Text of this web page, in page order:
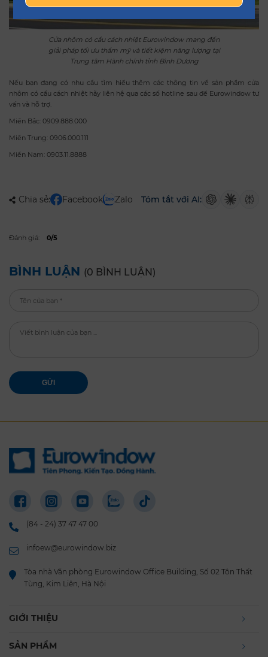
Cửa nhôm có cầu cách nhiệt Eurowindow mang đến
giải pháp tối ưu thẩm mỹ và tiết kiệm năng lượng tại
Trung tâm Hành chính tỉnh Bình Dương
Nếu bạn đang có nhu cầu tìm hiểu thêm các thông tin về sản phẩm cửa
nhôm có cầu cách nhiệt hãy liên hệ qua các số hotline sau để Eurowindow tư
vấn và hỗ trợ.
Miền Bắc: 0909.888.000
Miền Trung: 0906.000.111
Miền Nam: 0903.11.8888
Chia sẻ: Facebook Zalo Tóm tắt với AI:
Đánh giá: 0/5
BÌNH LUẬN (0 BÌNH LUẬN)
GỬI
(84 - 24) 37 47 47 00
infoew@eurowindow.biz
Tòa nhà Văn phòng Eurowindow Office Building, Số 02 Tôn Thất
Tùng, Kim Liên, Hà Nội
GIỚI THIỆU
SẢN PHẨM